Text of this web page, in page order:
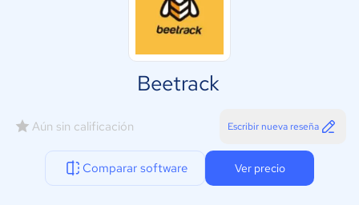
Beetrack
Aún sin calificación Escribir nueva reseña
Comparar software Ver precio